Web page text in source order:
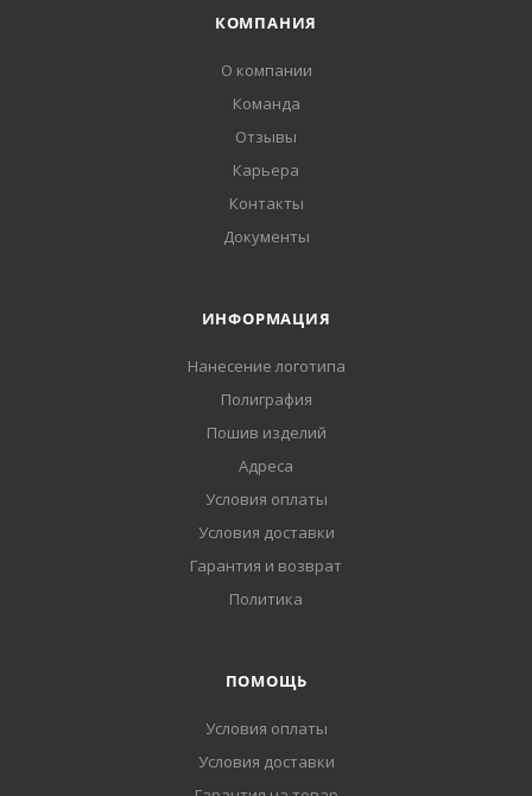
КОМПАНИЯ
О компании
Команда
Отзывы
Карьера
Контакты
Документы
ИНФОРМАЦИЯ
Нанесение логотипа
Полиграфия
Пошив изделий
Адреса
Условия оплаты
Условия доставки
Гарантия и возврат
Политика
ПОМОЩЬ
Условия оплаты
Условия доставки